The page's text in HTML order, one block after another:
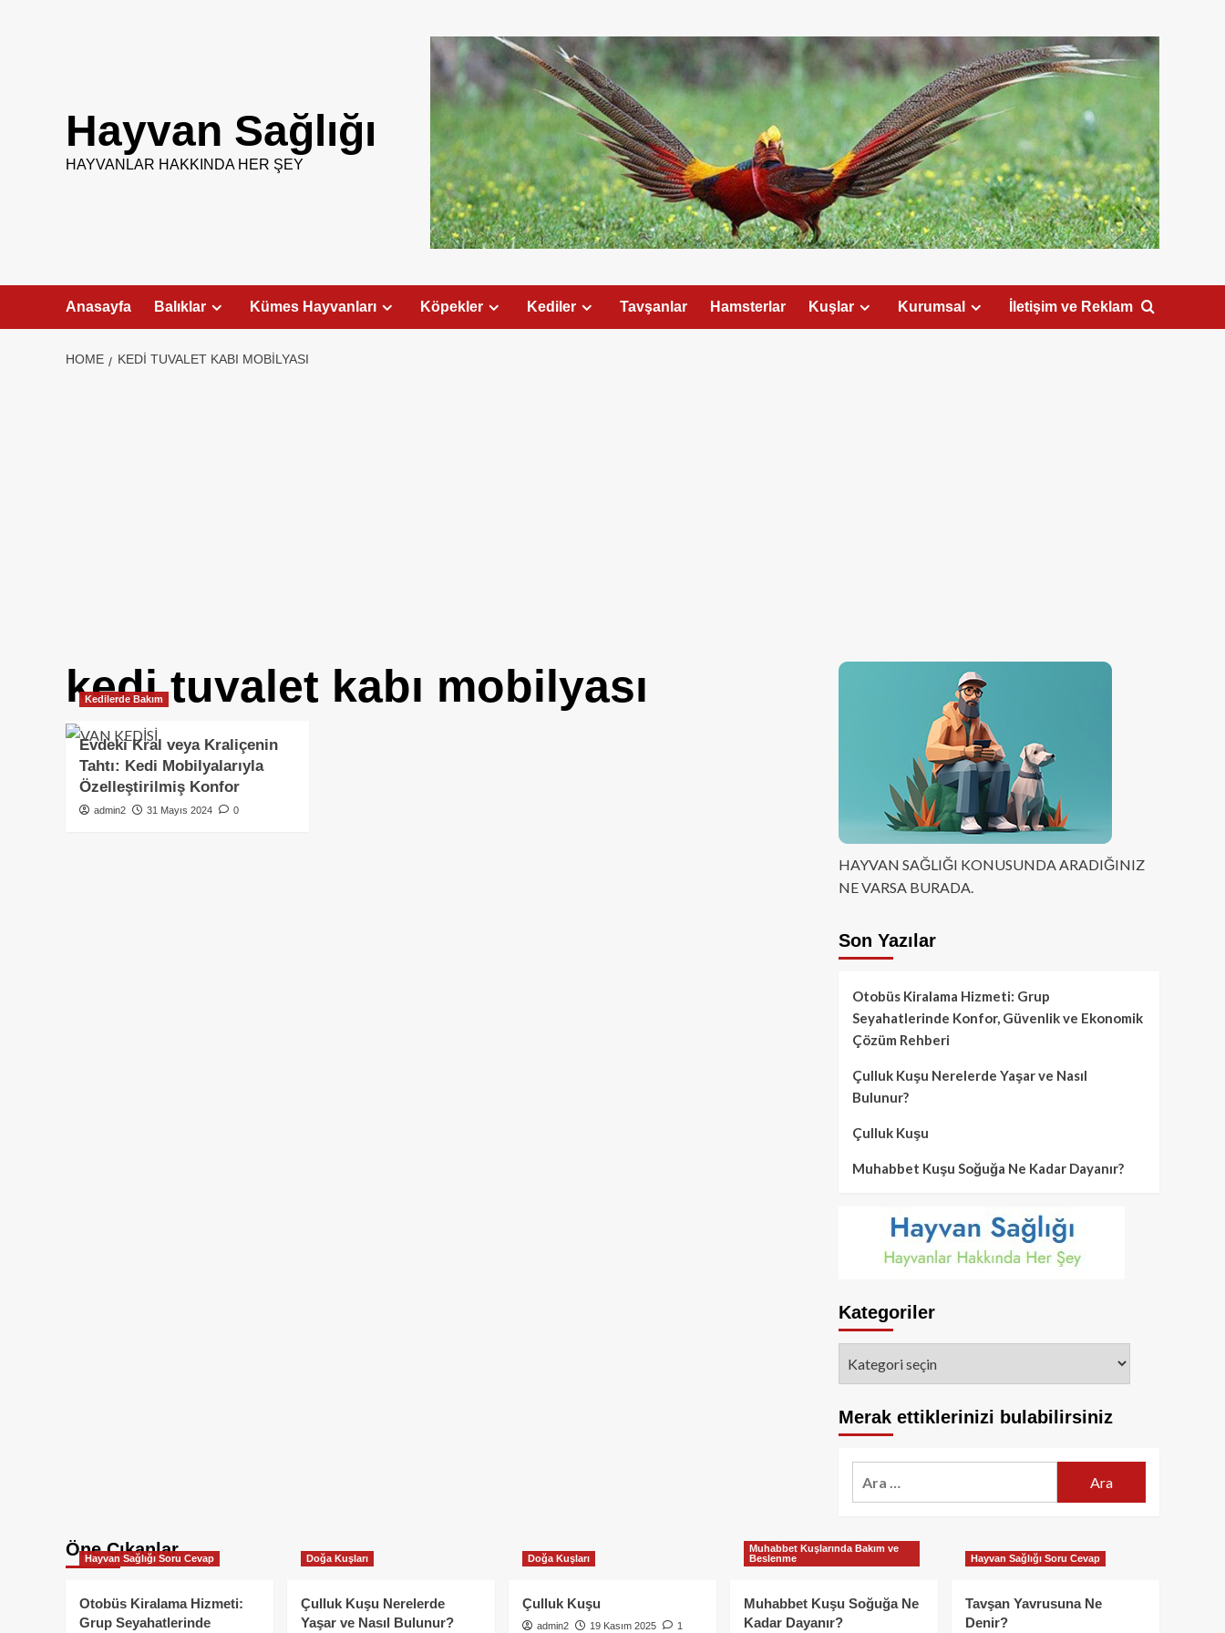
Hayvan Sağlığı
HAYVANLAR HAKKINDA HER ŞEY
Anasayfa Balıklar Kümes Hayvanları Köpekler Kediler Tavşanlar Hamsterlar Kuşlar Kurumsal İletişim ve Reklam
HOME KEDI TUVALET KABI MOBILYASI
kedi tuvalet kabı mobilyası
Kedilerde Bakım
Evdeki Kral veya Kraliçenin
Tahtı: Kedi Mobilyalarıyla
Özelleştirilmiş Konfor
admin2 31 Mayıs 2024 0
HAYVAN SAĞLIĞI KONUSUNDA ARADIĞINIZ
NE VARSA BURADA.
Son Yazılar
Otobüs Kiralama Hizmeti: Grup
Seyahatlerinde Konfor, Güvenlik ve Ekonomik
Çözüm Rehberi
Çulluk Kuşu Nerelerde Yaşar ve Nasıl
Bulunur?
Çulluk Kuşu
Muhabbet Kuşu Soğuğa Ne Kadar Dayanır?
Kategoriler
Merak ettiklerinizi bulabilirsiniz
Öne Çıkanlar
Hayvan Sağlığı Soru Cevap
Otobüs Kiralama Hizmeti:
Grup Seyahatlerinde
Doğa Kuşları
Çulluk Kuşu Nerelerde
Yaşar ve Nasıl Bulunur?
Doğa Kuşları
Çulluk Kuşu
admin2 19 Kasım 2025 1
Muhabbet Kuşlarında Bakım ve
Beslenme
Muhabbet Kuşu Soğuğa Ne
Kadar Dayanır?
Hayvan Sağlığı Soru Cevap
Tavşan Yavrusuna Ne
Denir?